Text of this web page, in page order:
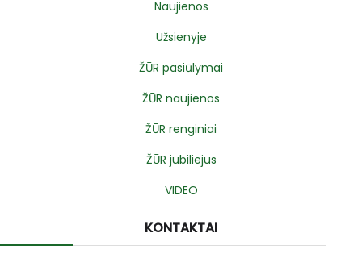
Naujienos
Užsienyje
ŽŪR pasiūlymai
ŽŪR naujienos
ŽŪR renginiai
ŽŪR jubiliejus
VIDEO
KONTAKTAI